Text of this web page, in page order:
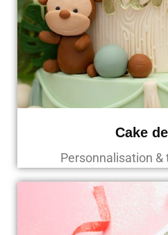
Cake
Personnalisation &